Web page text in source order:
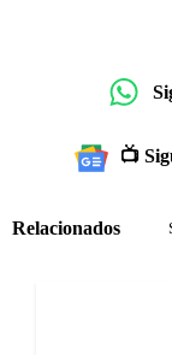
📺
Relacionados